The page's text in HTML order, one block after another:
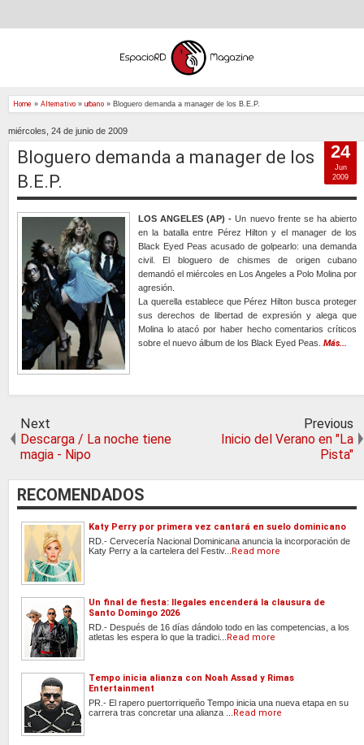
Home » Alternativo » urbano » Bloguero demanda a manager de los B.E.P.
miércoles, 24 de junio de 2009
Bloguero demanda a manager de los
B.E.P.
LOS ANGELES (AP) - Un nuevo frente se ha abierto
en la batalla entre Pérez Hilton y el manager de los
Black Eyed Peas acusado de golpearlo: una demanda
civil. El bloguero de chismes de origen cubano
demandó el miércoles en Los Angeles a Polo Molina por
agresión.
La querella establece que Pérez Hilton busca proteger
sus derechos de libertad de expresión y alega que
Molina lo atacó por haber hecho comentarios críticos
sobre el nuevo álbum de los Black Eyed Peas. Más...
24
Jun
2009
Next
Descarga / La noche tiene
magia - Nipo
Previous
Inicio del Verano en "La
Pista"
RECOMENDADOS
Katy Perry por primera vez cantará en suelo dominicano
RD.- Cervecería Nacional Dominicana anuncia la incorporación de
Katy Perry a la cartelera del Festiv... Read more
Un final de fiesta: Ilegales encenderá la clausura de
Santo Domingo 2026
RD.- Después de 16 días dándolo todo en las competencias, a los
atletas les espera lo que la tradici... Read more
Tempo inicia alianza con Noah Assad y Rimas
Entertainment
PR.- El rapero puertorriqueño Tempo inicia una nueva etapa en su
carrera tras concretar una alianza ... Read more